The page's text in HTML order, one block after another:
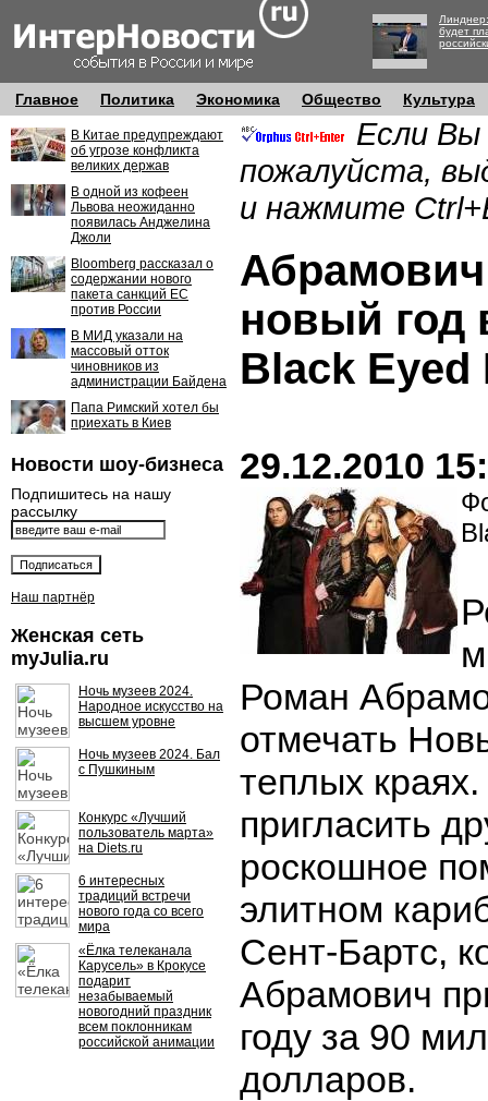
будет
Главное Политика Экономика Общество Культура
В Китае предупреждают
об угрозе конфликта
великих держав
В одной из кофеен
Львова неожиданно
появилась Анджелина
Джоли
Bloomberg рассказал о
содержании нового
пакета санкций ЕС
против России
В МИД указали на
массовый отток
чиновников из
администрации Байдена
Папа Римский хотел бы
приехать в Киев
Новости шоу-бизнеса
Подпишитесь на нашу
рассылку
Наш партнёр
Женская сеть
myJulia.ru
Ночь музеев 2024.
Народное искусство на
высшем уровне
Ночь музеев 2024. Бал
с Пушкиным
Конкурс «Лучший
пользователь марта»
на Diets.ru
6 интересных
традиций встречи
нового года со всего
мира
«Ёлка телеканала
Карусель» в Крокусе
подарит
незабываемый
новогодний праздник
всем поклонникам
российской анимации
Если Вы
пожалуйста,
и нажмите
Абрамович
новый год
Black Eyed
29.12.2010
Роман
отмечать
теплых
пригласить
роскошное
элитном
Сент-Бартс,
Абрамович
году за 90
долларов.